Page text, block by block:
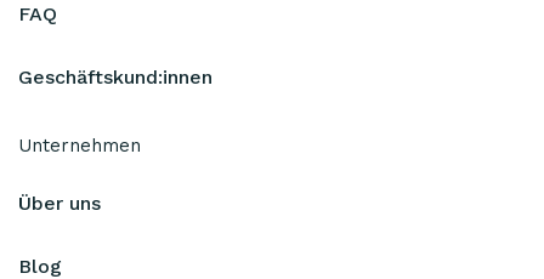
FAQ
Geschäftskund:innen
Unternehmen
Über uns
Blog